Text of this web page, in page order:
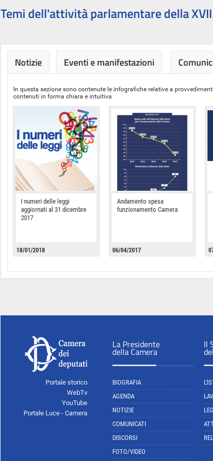
Temi dell'attività parlamentare della
Notizie Eventi e manifestazioni
In questa sezione sono contenute le infografiche relative a
contenuti in forma chiara e intuitiva
I numeri delle leggi
aggiornati al 31 dicembre
2017
18/01/2018
Andamento spesa
funzionamento Camera
06/04/2017
Portale storico
WebTv
YouTube
Portale Luce - Camera
La Presidente
della Camera
BIOGRAFIA
AGENDA
NOTIZIE
COMUNICATI
DISCORSI
FOTO/VIDEO
Il